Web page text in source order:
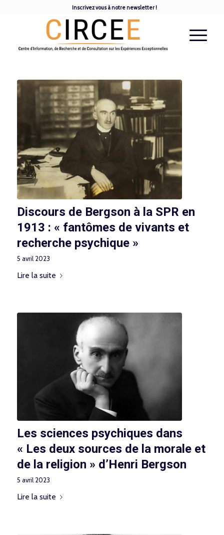
Inscrivez vous à notre newsletter !
Discours de Bergson à la SPR en
1913 : « fantômes de vivants et
recherche psychique »
5 avril 2023
Lire la suite
Les sciences psychiques dans
« Les deux sources de la morale et
de la religion » d’Henri Bergson
5 avril 2023
Lire la suite